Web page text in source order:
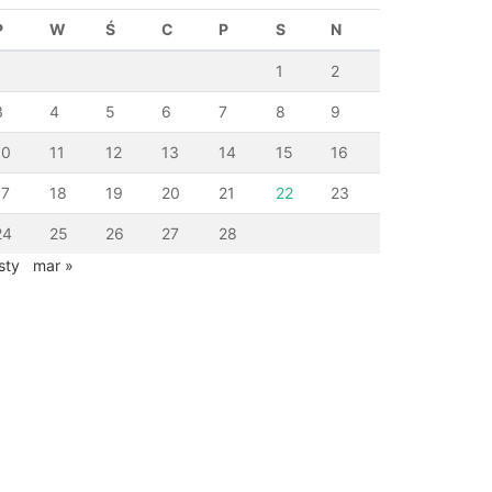
W Ś C P S N
1 2
4 5 6 7 8 9
11 12 13 14 15 16
18 19 20 21 22 23
25 26 27
28
mar »